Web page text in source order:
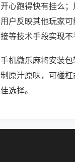
开心跑得快有挂么；
用户反映其他玩家
接等技术手段实现不
手机微乐麻将安装
制原汁原味，可碰
佳选择。